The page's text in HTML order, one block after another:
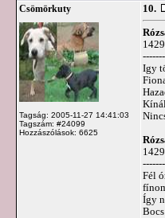
Csömörkuty
Tagság: 2005-11-27 14:41:03
Tagszám: #24099
Hozzászólások: 6625
10.
Igy
Fél
Így